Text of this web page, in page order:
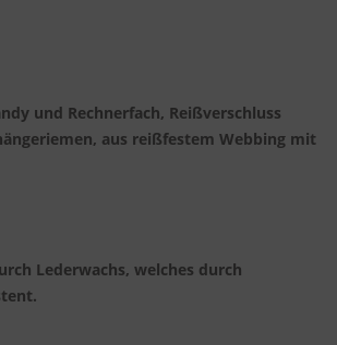
und Rechnerfach, Reißverschluss
aus reißfestem Webbing mit
Lederwachs, welches durch